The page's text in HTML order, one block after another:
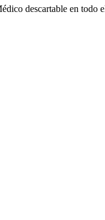
descartable en todo